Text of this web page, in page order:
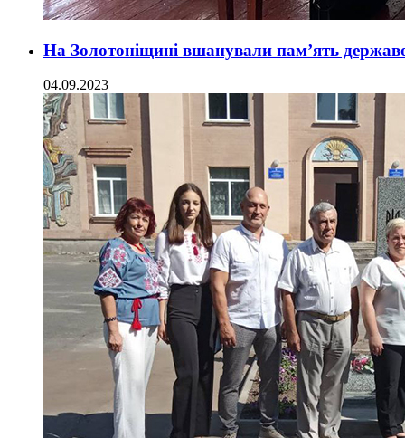
На Золотоніщині вшанували пам’ять
04.09.2023